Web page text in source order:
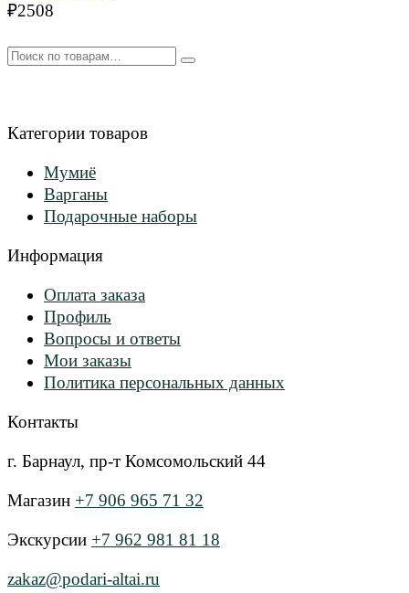
₽2508
Искать:
Категории товаров
Мумиё
Варганы
Подарочные наборы
Информация
Оплата заказа
Профиль
Вопросы и ответы
Мои заказы
Политика персональных данных
Контакты
г. Барнаул, пр-т Комсомольский 44
Магазин +7 906 965 71 32
Экскурсии +7 962 981 81 18
zakaz@podari-altai.ru